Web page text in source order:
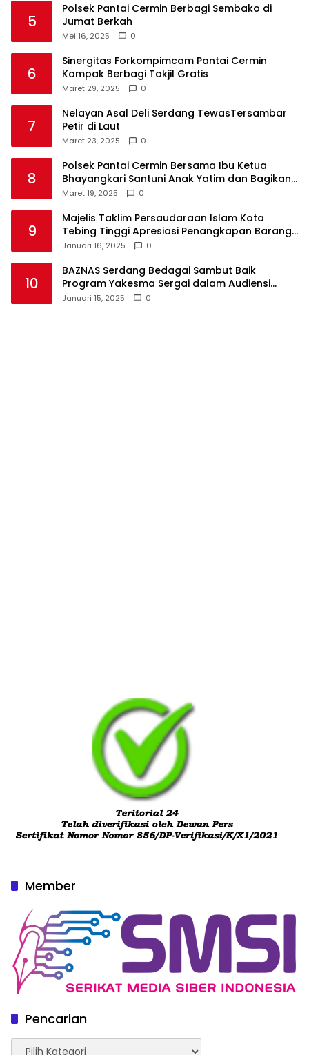
5
Polsek Pantai Cermin Berbagi Sembako di
Jumat Berkah
Mei 16, 2025 0
6
Sinergitas Forkompimcam Pantai Cermin
Kompak Berbagi Takjil Gratis
Maret 29, 2025 0
7
Nelayan Asal Deli Serdang TewasTersambar
Petir di Laut
Maret 23, 2025 0
8
Polsek Pantai Cermin Bersama Ibu Ketua
Bhayangkari Santuni Anak Yatim dan Bagikan
Takjil
Maret 19, 2025 0
9
Majelis Taklim Persaudaraan Islam Kota
Tebing Tinggi Apresiasi Penangkapan Barang
Haram
Januari 16, 2025 0
10
BAZNAS Serdang Bedagai Sambut Baik
Program Yakesma Sergai dalam Audiensi
Perkenalan Pengurus Baru
Januari 15, 2025 0
Member
Pencarian
Pencarian